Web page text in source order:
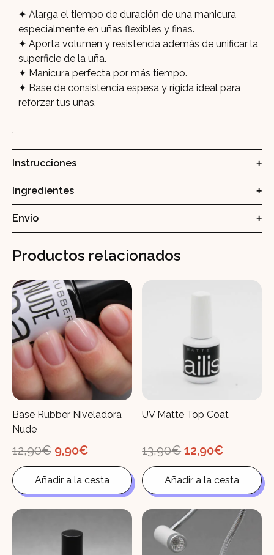
Alarga el tiempo de duración de una manicura
especialmente en uñas flexibles y finas.
Aporta volumen y resistencia además de unificar la
superficie de la uña.
Manicura perfecta por más tiempo.
Base de consistencia espesa y rígida ideal para
reforzar tus uñas.
.
Instrucciones
Ingredientes
Envío
Productos relacionados
Base Rubber Niveladora
Nude
12,90€ El
precio
original
era:
12,90€.
9,90€El
actual
es:
9,90€.
Añadir a la cesta
UV Matte Top Coat
13,90€ El
precio
original
era:
13,90€.
12,90€El
actual
es:
12,90€.
Añadir a la cesta